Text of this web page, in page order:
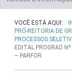
VOCÊ ESTÁ AQUI:
PRÓ-REITORIA DE
PROCESSOS
EDITAL PROGRAD
– PARFOR